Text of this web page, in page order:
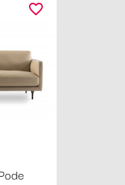
favorite_border